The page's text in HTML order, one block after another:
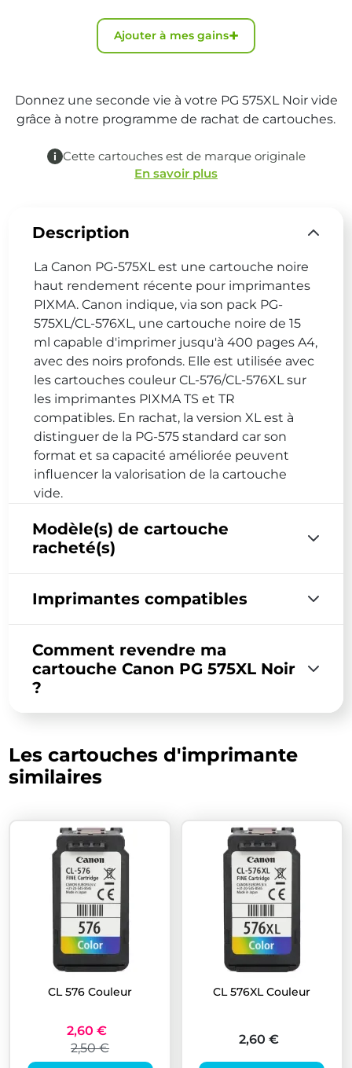
Ajouter à mes gains+
Donnez une seconde vie à votre PG 575XL Noir vide
grâce à notre programme de rachat de cartouches.
Cette cartouches est de marque originale
En savoir plus
Description
La Canon PG-575XL est une cartouche noire
haut rendement récente pour imprimantes
PIXMA. Canon indique, via son pack PG-
575XL/CL-576XL, une cartouche noire de 15
ml capable d'imprimer jusqu'à 400 pages A4,
avec des noirs profonds. Elle est utilisée avec
les cartouches couleur CL-576/CL-576XL sur
les imprimantes PIXMA TS et TR
compatibles. En rachat, la version XL est à
distinguer de la PG-575 standard car son
format et sa capacité améliorée peuvent
influencer la valorisation de la cartouche
vide.
Modèle(s) de cartouche
racheté(s)
Imprimantes compatibles
Comment revendre ma
cartouche Canon PG 575XL Noir
?
Les cartouches d'imprimante
similaires
CL 576 Couleur
2,60 €
2,50 €
CL 576XL Couleur
2,60 €